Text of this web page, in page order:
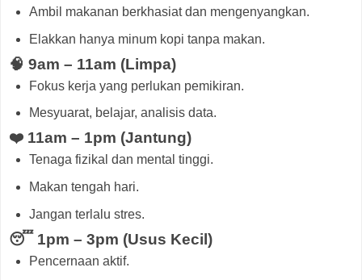
Ambil makanan berkhasiat dan mengenyangkan.
Elakkan hanya minum kopi tanpa makan.
🧠 9am – 11am (Limpa)
Fokus kerja yang perlukan pemikiran.
Mesyuarat, belajar, analisis data.
❤️ 11am – 1pm (Jantung)
Tenaga fizikal dan mental tinggi.
Makan tengah hari.
Jangan terlalu stres.
😴 1pm – 3pm (Usus Kecil)
Pencernaan aktif.